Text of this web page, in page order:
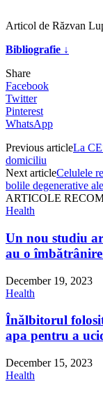
Articol de Răzvan
Bibliografie ↓
Share
Facebook
Twitter
Pinterest
WhatsApp
Previous articleLa
domiciliu
Next articleCelulele
bolile degenerative
ARTICOLE
Health
Un nou studiu
au o
December 19, 2023
Health
Înălbitorul
apa pentru a
December 15, 2023
Health